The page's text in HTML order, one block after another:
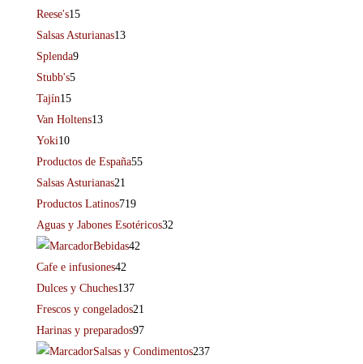
Reese's15
Salsas Asturianas13
Splenda9
Stubb's5
Tajín15
Van Holtens13
Yoki10
Productos de España55
Salsas Asturianas21
Productos Latinos719
Aguas y Jabones Esotéricos32
Bebidas42
Cafe e infusiones42
Dulces y Chuches137
Frescos y congelados21
Harinas y preparados97
Salsas y Condimentos237